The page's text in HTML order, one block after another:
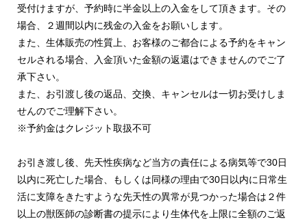
受付けますが、予約時に半金以上の入金をして頂きます。その
場合、２週間以内に残金の入金をお願いします。
また、生体販売の性質上、お客様のご都合による予約をキャン
セルされる場合、入金頂いた金額の返還はできませんのでご了
承下さい。
また、お引渡し後の返品、交換、キャンセルは一切お受けしま
せんのでご理解下さい。
※予約金はクレジット取扱不可
お引き渡し後、先天性疾病など当方の責任による病気等で30日
以内に死亡した場合、もしくは同様の理由で30日以内に日常生
活に支障をきたすような先天性の異常が見つかった場合は２件
以上の獣医師の診断書の提示により生体代を上限に全額のご返